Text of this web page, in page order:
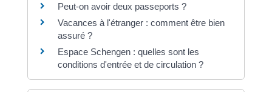
Peut-on avoir deux passeports ?
Vacances à l'étranger : comment être bien
assuré ?
Espace Schengen : quelles sont les
conditions d'entrée et de circulation ?